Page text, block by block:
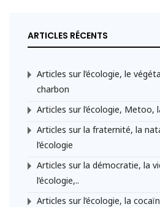
ARTICLES RÉCENTS
Articles sur l’écologie, le
charbon
Articles sur l’écologie, Metoo,
Articles sur la fraternité, la
l’écologie
Articles sur la démocratie, la
l’écologie,..
Articles sur l’écologie, la